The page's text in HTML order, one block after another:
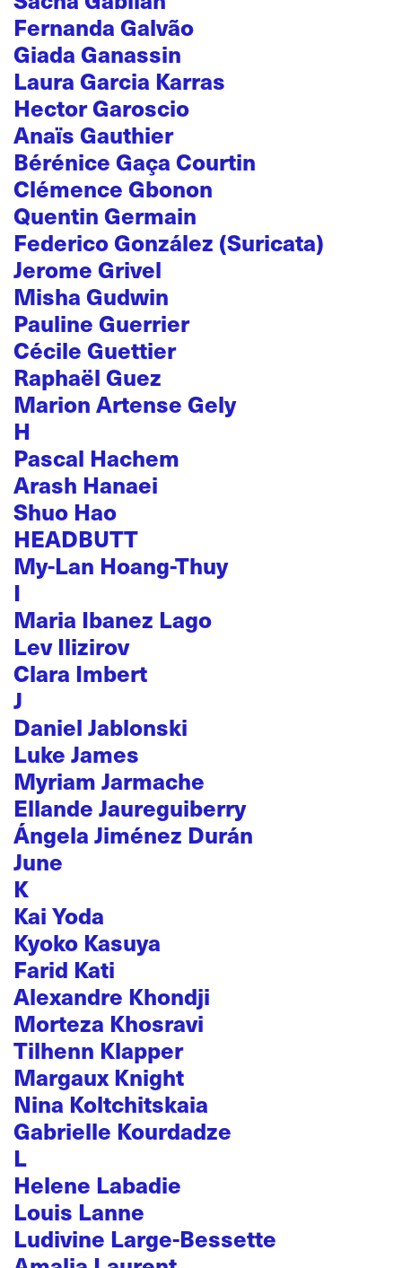
Fernanda Galvão
Giada Ganassin
Laura Garcia Karras
Hector Garoscio
Anaïs Gauthier
Bérénice Gaça Courtin
Clémence Gbonon
Quentin Germain
Federico González (Suricata)
Jerome Grivel
Misha Gudwin
Pauline Guerrier
Cécile Guettier
Raphaël Guez
Marion Artense Gely
H
Pascal Hachem
Arash Hanaei
Shuo Hao
HEADBUTT
My-Lan Hoang-Thuy
I
Maria Ibanez Lago
Lev Ilizirov
Clara Imbert
J
Daniel Jablonski
Luke James
Myriam Jarmache
Ellande Jaureguiberry
Ángela Jiménez Durán
June
K
Kai Yoda
Kyoko Kasuya
Farid Kati
Alexandre Khondji
Morteza Khosravi
Tilhenn Klapper
Margaux Knight
Nina Koltchitskaia
Gabrielle Kourdadze
L
Helene Labadie
Louis Lanne
Ludivine Large-Bessette